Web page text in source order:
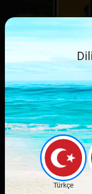
mobil
Türkçe